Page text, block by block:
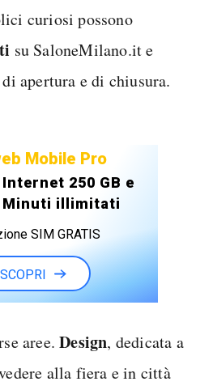
curiosi possono
su SaloneMilano.it e
apertura e di chiusura.
Mobile Pro
Internet 250 GB e
Minuti illimitati
SIM GRATIS
SCOPRI
aree.Design, dedicata a
alla fiera e in città